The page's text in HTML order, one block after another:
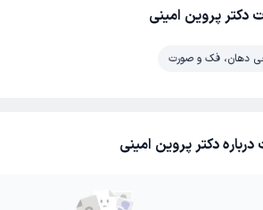
دکتر پروین امینی
دهان، فک و صورت
دکتر پروین امینی